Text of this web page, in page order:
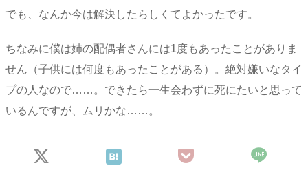
でも、なんか今は解決したらしくてよかったです。
ちなみに僕は姉の配偶者さんには1度もあったことがありま
せん（子供には何度もあったことがある）。絶対嫌いなタイ
プの人なので……。できたら一生会わずに死にたいと思って
いるんですが、ムリかな……。